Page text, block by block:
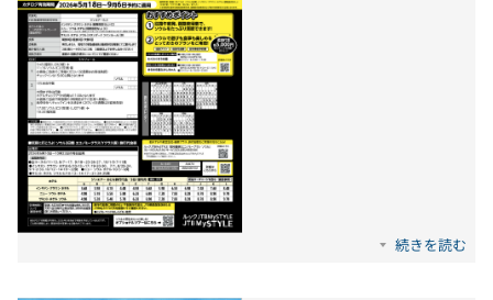
続きを読む